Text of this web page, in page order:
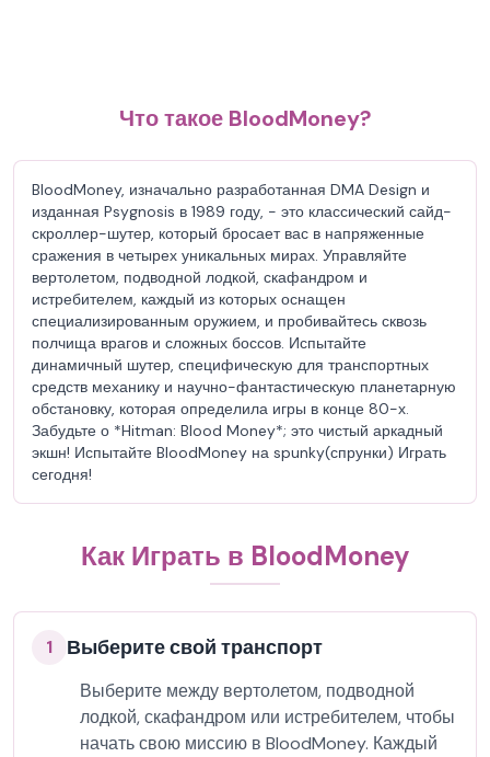
Что такое BloodMoney?
BloodMoney, изначально разработанная DMA Design и
изданная Psygnosis в 1989 году, - это классический сайд-
скроллер-шутер, который бросает вас в напряженные
сражения в четырех уникальных мирах. Управляйте
вертолетом, подводной лодкой, скафандром и
истребителем, каждый из которых оснащен
специализированным оружием, и пробивайтесь сквозь
полчища врагов и сложных боссов. Испытайте
динамичный шутер, специфическую для транспортных
средств механику и научно-фантастическую планетарную
обстановку, которая определила игры в конце 80-х.
Забудьте о *Hitman: Blood Money*; это чистый аркадный
экшн! Испытайте BloodMoney на spunky(спрунки) Играть
сегодня!
Как Играть в BloodMoney
1 Выберите свой транспорт
Выберите между вертолетом, подводной
лодкой, скафандром или истребителем, чтобы
начать свою миссию в BloodMoney. Каждый